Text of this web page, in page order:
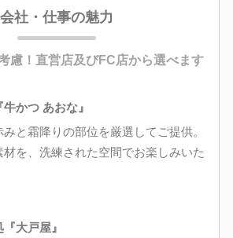
会社・仕事の魅力
慮！直営店及びFC店から選べます
かつ あおな』
と霜降りの部位を厳選してご提供。
材を、洗練された空間でお楽しみいた
大戸屋』